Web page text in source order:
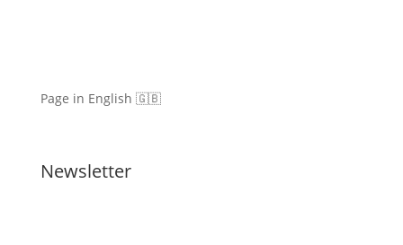
Page in English 🇬🇧
Newsletter